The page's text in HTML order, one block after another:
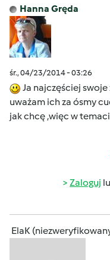
Hanna Gręda
śr., 04/23/2014 - 03:26
Ja najczęściej
uważam ich za ósmy
jak chcę ,więc w
Zaloguj
ElaK